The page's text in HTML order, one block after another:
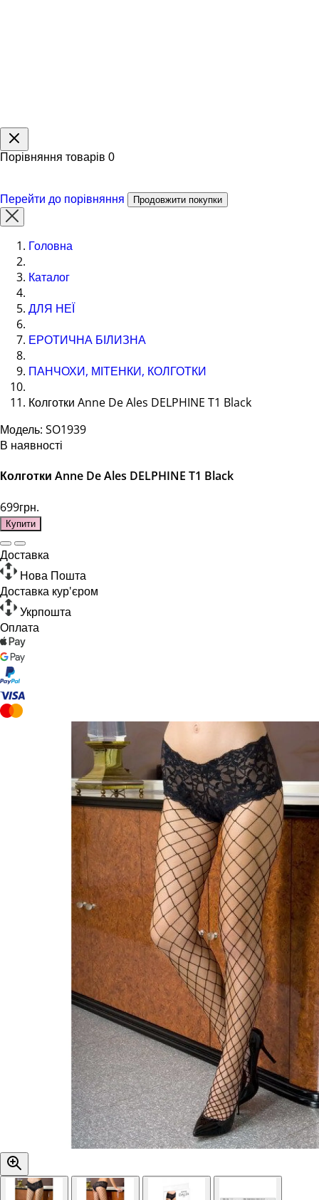
Порівняння товарів 0
Перейти до порівняння Продовжити покупки
Головна
Каталог
ДЛЯ НЕЇ
ЕРОТИЧНА БІЛИЗНА
ПАНЧОХИ, МІТЕНКИ, КОЛГОТКИ
Колготки Anne De Ales DELPHINE T1 Black
Модель: SO1939
В наявності
Колготки Anne De Ales DELPHINE T1 Black
699грн.
Купити
Доставка
Нова Пошта
Доставка кур'єром
Укрпошта
Оплата